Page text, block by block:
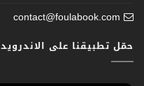
contact@foulabook.com
حمّل تطبيقنا على الاندرويد